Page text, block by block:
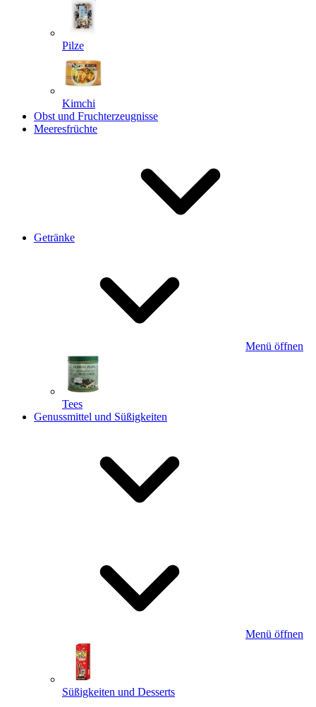
Pilze
Kimchi
Obst und Fruchterzeugnisse
Meeresfrüchte
Getränke
Menü öffnen
Tees
Genussmittel und Süßigkeiten
Menü öffnen
Süßigkeiten und Desserts